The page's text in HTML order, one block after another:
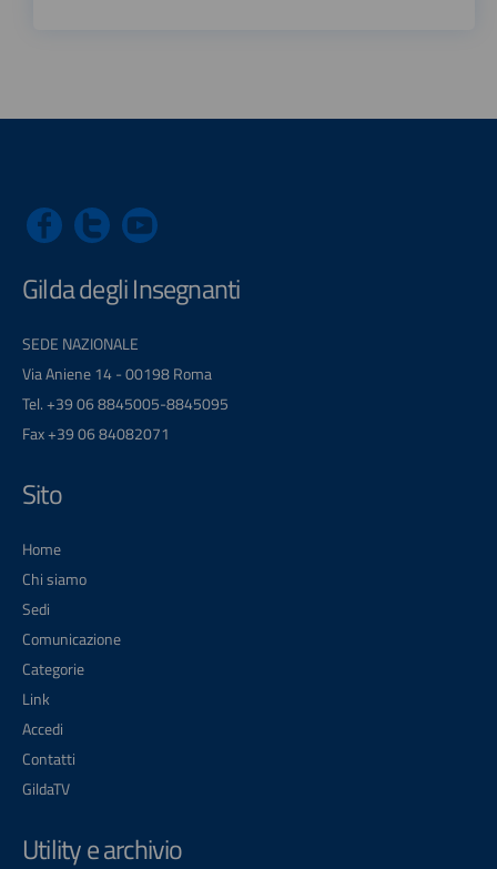
Gilda degli Insegnanti
SEDE NAZIONALE
Via Aniene 14 - 00198 Roma
Tel. +39 06 8845005-8845095
Fax +39 06 84082071
Sito
Home
Chi siamo
Sedi
Comunicazione
Categorie
Link
Accedi
Contatti
GildaTV
Utility e archivio